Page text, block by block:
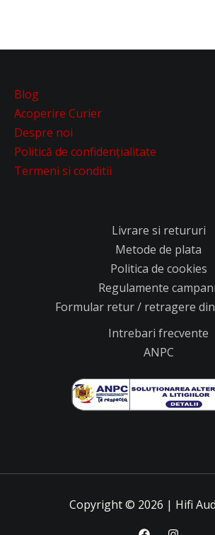
Blog
Acoperire Curier
Despre noi
Politică de confidențialitate
Termeni si conditii
Livrare si retururi
Metode de plata
Politica de cookies
Regulamente
Formular retur / retragere
Intrebari frecvente
ANPC
Copyright © 2026 | Hifi